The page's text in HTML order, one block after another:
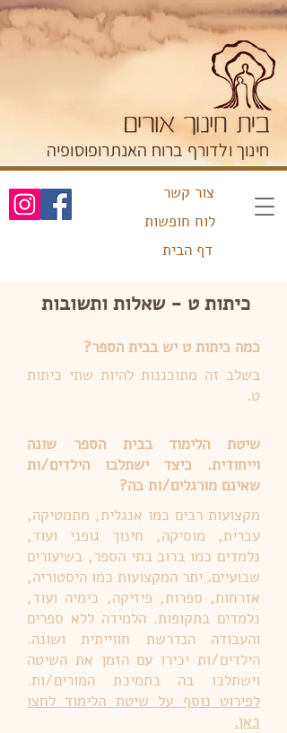
חינוך ולדורף ברוח האנתרופוסופיה
צור קשר
לוח חופשות
דף הבית
כיתות ט - שאלות ותשובות
בשלב זה מתוכננות להיות שתי כיתות
ט.
כמה כיתות ט יש בבית הספר?
שיטת הלימוד בבית הספר שונה
וייחודית. כיצד ישתלבו הילדים/ות
שאינם מורגלים/ות בה?
מקצועות רבים כמו אנגלית, מתמטיקה,
עברית, מוסיקה, חינוך גופני ועוד,
נלמדים כמו ברוב בתי הספר, בשיעורים
שבועיים. יתר המקצועות כמו היסטוריה,
אזרחות, ספרות, פיזיקה, כימיה ועוד,
נלמדים בתקופות. הלמידה ללא ספרים
והעבודה הנדרשת חווייתית ושונה.
הילדים/ות יכירו עם הזמן את השיטה
וישתלבו בה בתמיכת המורים/ות.
לפירוט נוסף על שיטת הלימוד לחצו
כאן.